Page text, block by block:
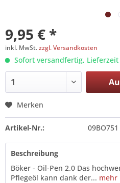
9,95 € *
inkl. MwSt.zzgl. Versandkosten
Sofort versandfertig, Lieferzeit
Merken
Artikel-Nr.: 09BO751
Beschreibung
Böker - Oil-Pen 2.0 Das
Pflegeöl kann dank der... mehr